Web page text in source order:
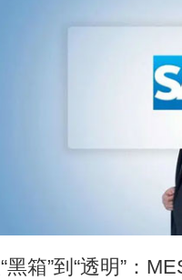
黑箱”到“透明”：